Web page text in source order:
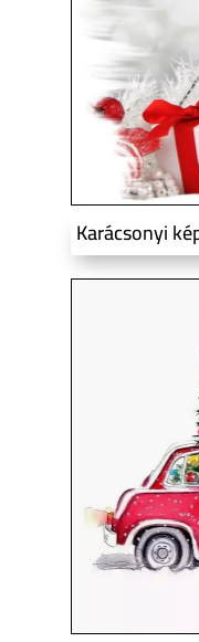
Karácsonyi